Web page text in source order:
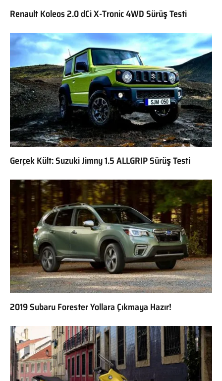
Renault Koleos 2.0 dCi X-Tronic 4WD Sürüş Testi
Gerçek Kült: Suzuki Jimny 1.5 ALLGRIP Sürüş Testi
2019 Subaru Forester Yollara Çıkmaya Hazır!